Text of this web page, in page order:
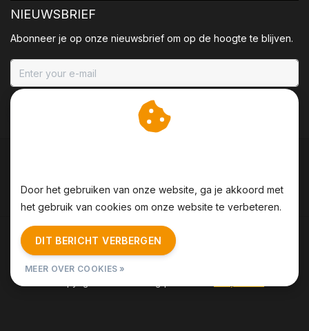
NIEUWSBRIEF
Abonneer je op onze nieuwsbrief om op de hoogte te blijven.
Algemene voorwaarden | Disclaimer
Sitemap
| RSS Feed
Door het gebruiken van onze website, ga je akkoord met
het gebruik van cookies om onze website te verbeteren.
DIT BERICHT VERBERGEN
MEER OVER COOKIES »